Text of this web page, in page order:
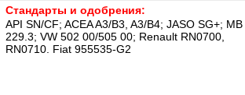
Стандарты и одобрения:
API SN/CF; ACEA A3/B3, A3/B4; JASO SG+; MB
229.3; VW 502 00/505 00; Renault RN0700,
RN0710. Fiat 955535-G2